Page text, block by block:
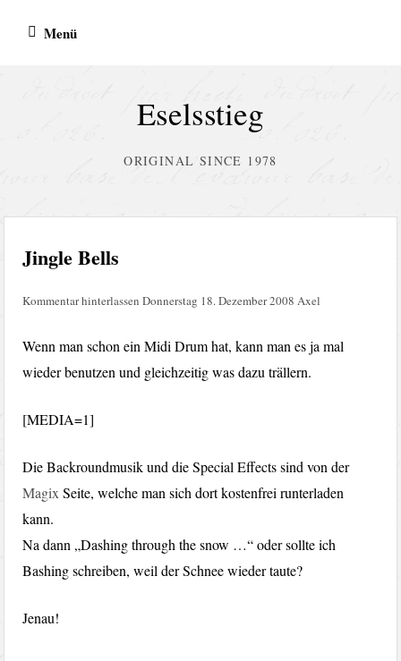
Inhalt Menü
Eselsstieg
ORIGINAL SINCE 1978
Jingle Bells
Kommentar hinterlassen Donnerstag 18. Dezember 2008 Axel
Wenn man schon ein Midi Drum hat, kann man es ja mal
wieder benutzen und gleichzeitig was dazu trällern.
[MEDIA=1]
Die Backroundmusik und die Special Effects sind von der
Magix Seite, welche man sich dort kostenfrei runterladen
kann.
Na dann „Dashing through the snow …“ oder sollte ich
Bashing schreiben, weil der Schnee wieder taute?
Jenau!